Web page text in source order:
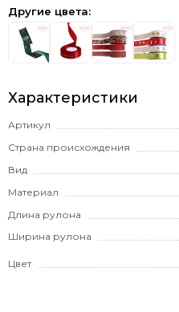
Другие цвета:
Характеристики
Артикул
Страна происхождения
Вид
Материал
Длина рулона
Ширина рулона
Цвет